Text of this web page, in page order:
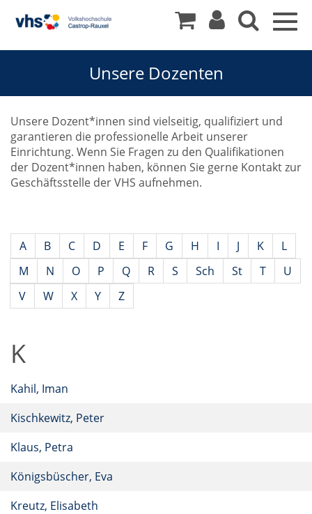
Unsere Dozenten
Unsere Dozent*innen sind vielseitig, qualifiziert und
garantieren die professionelle Arbeit unserer
Einrichtung. Wenn Sie Fragen zu den Qualifikationen
der Dozent*innen haben, können Sie gerne Kontakt zur
Geschäftsstelle der VHS aufnehmen.
A B C D E F G H I J K
L
M
N O P Q R S Sch St T
U
V
W X Y Z
K
Kahil, Iman
Kischkewitz, Peter
Klaus, Petra
Königsbüscher, Eva
Kreutz, Elisabeth